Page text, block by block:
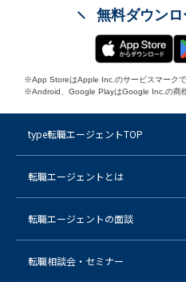
無料ダウン
※App StoreはApple Inc.のサービスマークで
※Android、Google PlayはGoogle Inc.の商
type転職エージェントTOP
転職エージェントとは
転職エージェントの面談
転職相談会・セミナー